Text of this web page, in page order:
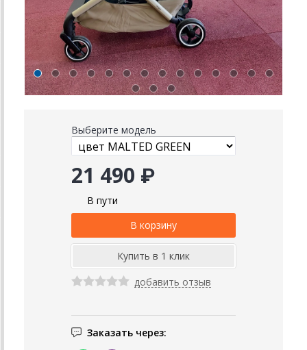
Выберите модель
21 490 ₽
В пути
добавить отзыв
Заказать через: